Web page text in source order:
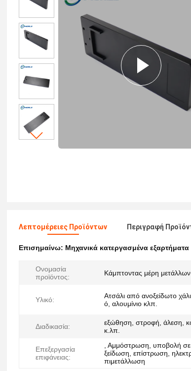
Λεπτομέρειες Προϊόντων Περιγραφή
Επισημαίνω: Μηχανικά κατεργασμένα εξαρτήματα
Ονομασία
προϊόντος:
Κάμπτοντας μέρη μετάλλων
Υλικό:
Ατσάλι από ανοξείδωτο
ό, αλουμίνιο κλπ.
Διαδικασία:
εξώθηση, στροφή, άλεση,
κ.λπ.
Επεξεργασία
επιφάνειας:
, Αμμόστρωση, υποβολή σε
ξείδωση, επίστρωση,
πιμετάλλωση